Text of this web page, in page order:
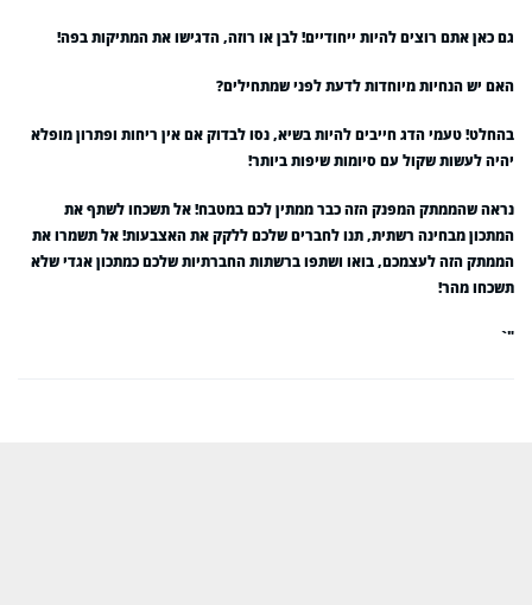
גם כאן אתם רוצים להיות ייחודיים! לבן או רוזה, הדגישו את המתיקות בפה!
האם יש הנחיות מיוחדות לדעת לפני שמתחילים?
בהחלט! טעמי הדג חייבים להיות בשיא, נסו לבדוק אם אין ריחות ופתרון מופלא
יהיה לעשות שקול עם סיומות שיפות ביותר!
נראה שהממתק המפנק הזה כבר ממתין לכם במטבח! אל תשכחו לשתף את
המתכון מבחינה רשתית, תנו לחברים שלכם ללקק את האצבעות! אל תשמרו את
הממתק הזה לעצמכם, בואו ושתפו ברשתות החברתיות שלכם כמתכון אגדי שלא
תשכחו מהר!
"`